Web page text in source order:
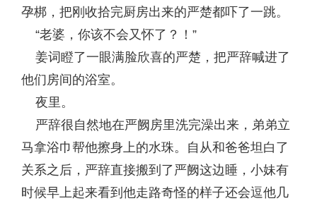
孕梆，把刚收拾完厨房出来的严楚都吓了一跳。
“老婆，你该不会又怀了？！”
姜词瞪了一眼满脸欣喜的严楚，把严辞喊进了
他们房间的浴室。
夜里。
严辞很自然地在严阙房里洗完澡出来，弟弟立
马拿浴巾帮他擦身上的水珠。自从和爸爸坦白了
关系之后，严辞直接搬到了严阙这边睡，小妹有
时候早上起来看到他走路奇怪的样子还会逗他几